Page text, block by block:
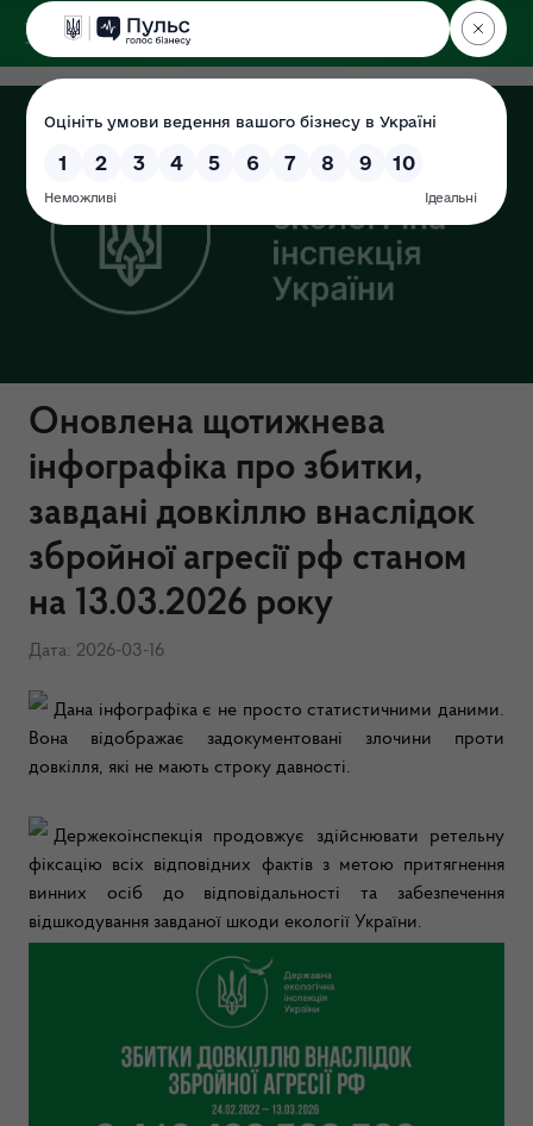
ДЕРЖЕКОІНСПЕКЦІЯ
Оновлена щотижнева
інфографіка про збитки,
завдані довкіллю внаслідок
збройної агресії рф станом
на 13.03.2026 року
Дата: 2026-03-16
Дана інфографіка є не просто статистичними даними.
Вона відображає задокументовані злочини проти
довкілля, які не мають строку давності.
Держекоінспекція продовжує здійснювати ретельну
фіксацію всіх відповідних фактів з метою притягнення
винних осіб до відповідальності та забезпечення
відшкодування завданої шкоди екології України.